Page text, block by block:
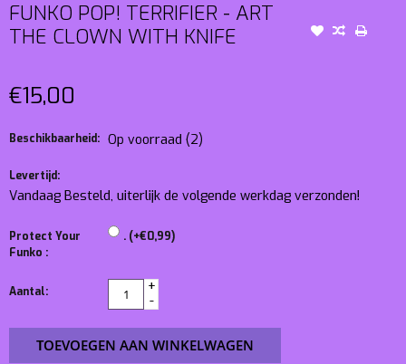
FUNKO POP! TERRIFIER - ART
THE CLOWN WITH KNIFE
€15,00
Beschikbaarheid: Op voorraad (2)
Levertijd:
Vandaag Besteld, uiterlijk de volgende werkdag verzonden!
Protect Your
Funko :
. (+€0,99)
Aantal:
+
-
TOEVOEGEN AAN WINKELWAGEN